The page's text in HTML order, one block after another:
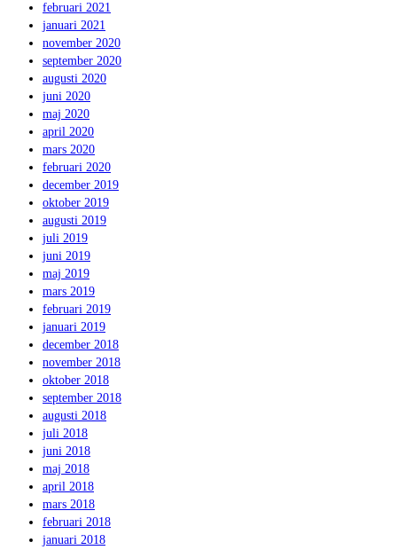
februari 2021
januari 2021
november 2020
september 2020
augusti 2020
juni 2020
maj 2020
april 2020
mars 2020
februari 2020
december 2019
oktober 2019
augusti 2019
juli 2019
juni 2019
maj 2019
mars 2019
februari 2019
januari 2019
december 2018
november 2018
oktober 2018
september 2018
augusti 2018
juli 2018
juni 2018
maj 2018
april 2018
mars 2018
februari 2018
januari 2018